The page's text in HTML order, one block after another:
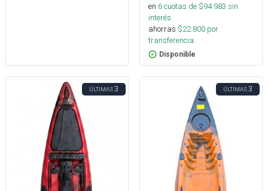
en 6cuotas de $94.983 sin
interés
ahorras $22.800 por
transferencia.
Disponible
ÚLTIMAS3 ÚLTIMAS3